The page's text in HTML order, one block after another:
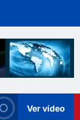
Ver vídeo